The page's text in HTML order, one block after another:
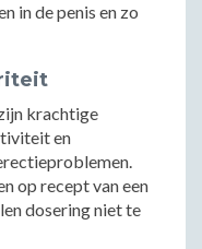
in de penis en zo
krachtige
en
op recept van een
dosering niet te